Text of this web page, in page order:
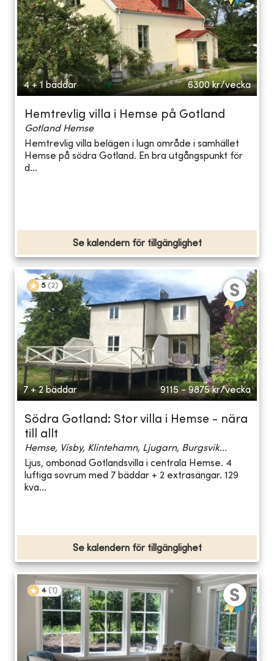
4 + 1 bäddar 6300 kr/vecka
Hemtrevlig villa i Hemse på Gotland
Gotland Hemse
Hemtrevlig villa belägen i lugn område i samhället
Hemse på södra Gotland. En bra utgångspunkt för
d...
Se kalendern för tillgänglighet
5 (2)
7 + 2 bäddar 9115 - 9875 kr/vecka
Södra Gotland: Stor villa i Hemse - nära
till allt
Hemse, Visby, Klintehamn, Ljugarn, Burgsvik...
Ljus, ombonad Gotlandsvilla i centrala Hemse. 4
luftiga sovrum med 7 bäddar + 2 extrasängar. 129
kva...
Se kalendern för tillgänglighet
4 (1 )